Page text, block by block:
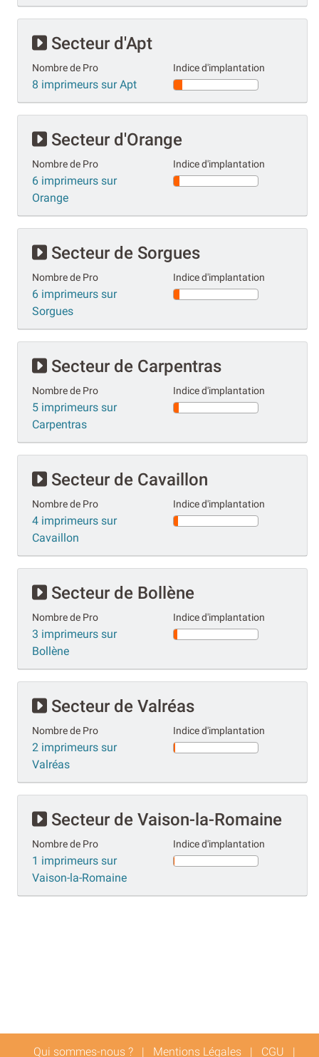
Secteur d'Apt
Nombre de Pro
8 imprimeurs sur Apt
Indice d'implantation
Secteur d'Orange
Nombre de Pro
6 imprimeurs sur
Orange
Indice d'implantation
Secteur de Sorgues
Nombre de Pro
6 imprimeurs sur
Sorgues
Indice d'implantation
Secteur de Carpentras
Nombre de Pro
5 imprimeurs sur
Carpentras
Indice d'implantation
Secteur de Cavaillon
Nombre de Pro
4 imprimeurs sur
Cavaillon
Indice d'implantation
Secteur de Bollène
Nombre de Pro
3 imprimeurs sur
Bollène
Indice d'implantation
Secteur de Valréas
Nombre de Pro
2 imprimeurs sur
Valréas
Indice d'implantation
Secteur de Vaison-la-Romaine
Nombre de Pro
1 imprimeurs sur
Vaison-la-Romaine
Indice d'implantation
Qui sommes-nous ? | Mentions Légales | CGU |